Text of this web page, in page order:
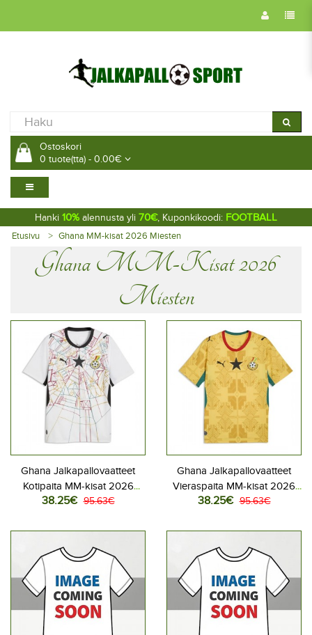
Ostoskori
0 tuote(tta) - 0.00€
Hanki 10% alennusta yli 70€, Kuponkikoodi: FOOTBALL
Etusivu Ghana MM-kisat 2026 Miesten
Ghana MM-Kisat 2026
Miesten
Ghana Jalkapallovaatteet
Kotipaita MM-kisat 2026
Lyhythihainen
38.25€ 95.63€
Ghana Jalkapallovaatteet
Vieraspaita MM-kisat 2026
Lyhythihainen
38.25€ 95.63€